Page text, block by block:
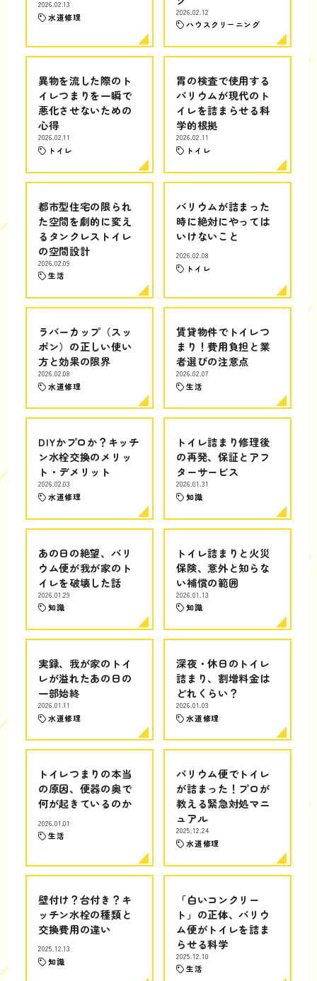
2026.02.13
水道修理
2026.02.12
ハウスクリーニング
異物を流した際のト
イレつまりを一瞬で
悪化させないための
心得
2026.02.11
トイレ
胃の検査で使用する
バリウムが現代のト
イレを詰まらせる科
学的根拠
2026.02.11
トイレ
都市型住宅の限られ
た空間を劇的に変え
るタンクレストイレ
の空間設計
2026.02.09
生活
バリウムが詰まった
時に絶対にやっては
いけないこと
2026.02.08
トイレ
ラバーカップ（スッ
ポン）の正しい使い
方と効果の限界
2026.02.08
水道修理
賃貸物件でトイレつ
まり！費用負担と業
者選びの注意点
2026.02.07
生活
DIYかプロか？キッチ
ン水栓交換のメリッ
ト・デメリット
2026.02.03
水道修理
トイレ詰まり修理後
の再発、保証とアフ
ターサービス
2026.01.31
知識
あの日の絶望、バリ
ウム便が我が家のト
イレを破壊した話
2026.01.29
知識
トイレ詰まりと火災
保険、意外と知らな
い補償の範囲
2026.01.13
知識
実録、我が家のトイ
レが溢れたあの日の
一部始終
2026.01.11
水道修理
深夜・休日のトイレ
詰まり、割増料金は
どれくらい？
2026.01.03
水道修理
トイレつまりの本当
の原因、便器の奥で
何が起きているのか
2026.01.01
生活
バリウム便でトイレ
が詰まった！プロが
教える緊急対処マニ
ュアル
2025.12.24
水道修理
壁付け？台付き？キ
ッチン水栓の種類と
交換費用の違い
2025.12.13
知識
「白いコンクリー
ト」の正体、バリウ
ム便がトイレを詰ま
らせる科学
2025.12.10
生活